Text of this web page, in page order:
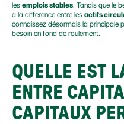
les emplois stables. Tandis que le
à la différence entre les actifs
connaissez désormais la principale
besoin en fond de roulement.
QUELLE EST
ENTRE
CAPITAUX